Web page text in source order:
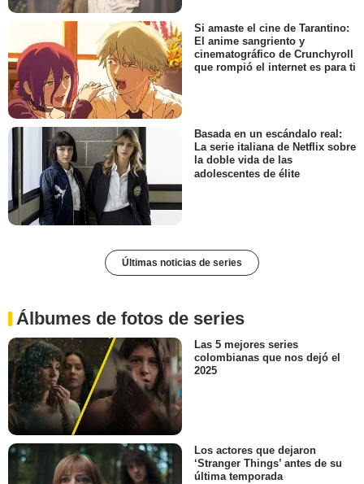
Si amaste el cine de Tarantino:
El anime sangriento y
cinematográfico de Crunchyroll
que rompió el internet es para ti
Basada en un escándalo real:
La serie italiana de Netflix sobre
la doble vida de las
adolescentes de élite
Últimas noticias de series
Álbumes de fotos de series
Las 5 mejores series
colombianas que nos dejó el
2025
Los actores que dejaron
‘Stranger Things’ antes de su
última temporada